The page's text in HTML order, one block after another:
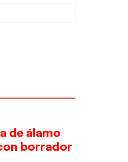
de álamo
borrador